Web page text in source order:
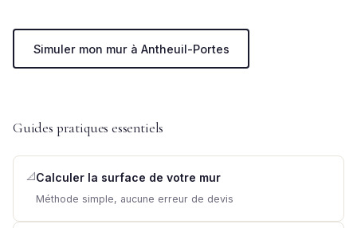
Simuler mon mur à Antheuil-Portes
Guides pratiques essentiels
📐 Calculer la surface de votre mur
Méthode simple, aucune erreur de devis